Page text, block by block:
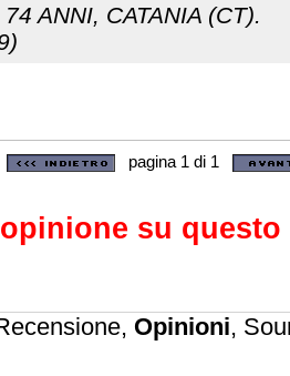
74 ANNI, CATANIA (CT).
pagina 1 di 1
su
Opinioni,